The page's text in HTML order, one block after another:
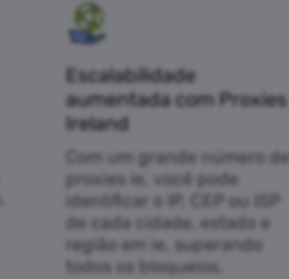
Escalabilidade
aumentada com Proxies
Ireland
Com um grande número de
proxies ie, você pode
identificar o IP, CEP ou ISP
de cada cidade, estado e
região em ie, superando
todos os bloqueios.